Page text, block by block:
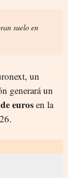
suelo en
un
generará un
euros en la